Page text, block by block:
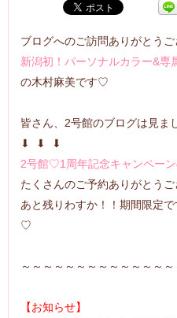
ブログへのご訪問ありがとう
新潟初！パーソナルカラー&専
の木村麻美です♡
皆さん、2号館のブログは見ま
⬇︎ ⬇︎ ⬇︎
2号館♡1周年記念キャンペー
たくさんのご予約ありがとう
あと残りわすか！！期間限定
♡
～～～～～～～～～～～～～～
【お知らせ】